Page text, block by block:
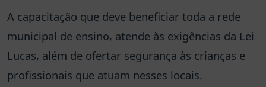
A capacitação que deve beneficiar toda a rede
municipal de ensino, atende às exigências da Lei
Lucas, além de ofertar segurança às crianças e
profissionais que atuam nesses locais.